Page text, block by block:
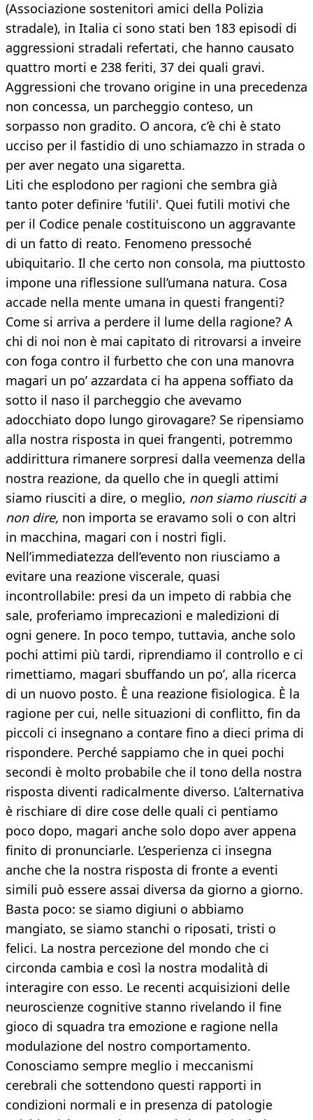
(Associazione sostenitori amici della Polizia
stradale), in Italia ci sono stati ben 183 episodi di
aggressioni stradali refertati, che hanno causato
quattro morti e 238 feriti, 37 dei quali gravi.
Aggressioni che trovano origine in una precedenza
non concessa, un parcheggio conteso, un
sorpasso non gradito. O ancora, c’è chi è stato
ucciso per il fastidio di uno schiamazzo in strada o
per aver negato una sigaretta.
Liti che esplodono per ragioni che sembra già
tanto poter definire 'futili'. Quei futili motivi che
per il Codice penale costituiscono un aggravante
di un fatto di reato. Fenomeno pressoché
ubiquitario. Il che certo non consola, ma piuttosto
impone una riflessione sull’umana natura. Cosa
accade nella mente umana in questi frangenti?
Come si arriva a perdere il lume della ragione? A
chi di noi non è mai capitato di ritrovarsi a inveire
con foga contro il furbetto che con una manovra
magari un po’ azzardata ci ha appena soffiato da
sotto il naso il parcheggio che avevamo
adocchiato dopo lungo girovagare? Se ripensiamo
alla nostra risposta in quei frangenti, potremmo
addirittura rimanere sorpresi dalla veemenza della
nostra reazione, da quello che in quegli attimi
siamo riusciti a dire, o meglio, non siamo riusciti a
non dire, non importa se eravamo soli o con altri
in macchina, magari con i nostri figli.
Nell’immediatezza dell’evento non riusciamo a
evitare una reazione viscerale, quasi
incontrollabile: presi da un impeto di rabbia che
sale, proferiamo imprecazioni e maledizioni di
ogni genere. In poco tempo, tuttavia, anche solo
pochi attimi più tardi, riprendiamo il controllo e ci
rimettiamo, magari sbuffando un po’, alla ricerca
di un nuovo posto. È una reazione fisiologica. È la
ragione per cui, nelle situazioni di conflitto, fin da
piccoli ci insegnano a contare fino a dieci prima di
rispondere. Perché sappiamo che in quei pochi
secondi è molto probabile che il tono della nostra
risposta diventi radicalmente diverso. L’alternativa
è rischiare di dire cose delle quali ci pentiamo
poco dopo, magari anche solo dopo aver appena
finito di pronunciarle. L’esperienza ci insegna
anche che la nostra risposta di fronte a eventi
simili può essere assai diversa da giorno a giorno.
Basta poco: se siamo digiuni o abbiamo
mangiato, se siamo stanchi o riposati, tristi o
felici. La nostra percezione del mondo che ci
circonda cambia e così la nostra modalità di
interagire con esso. Le recenti acquisizioni delle
neuroscienze cognitive stanno rivelando il fine
gioco di squadra tra emozione e ragione nella
modulazione del nostro comportamento.
Conosciamo sempre meglio i meccanismi
cerebrali che sottendono questi rapporti in
condizioni normali e in presenza di patologie